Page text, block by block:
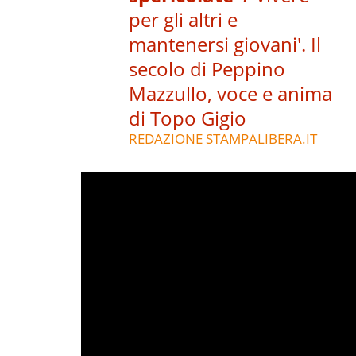
per gli altri e
mantenersi giovani'. Il
secolo di Peppino
Mazzullo, voce e anima
di Topo Gigio
REDAZIONE STAMPALIBERA.IT